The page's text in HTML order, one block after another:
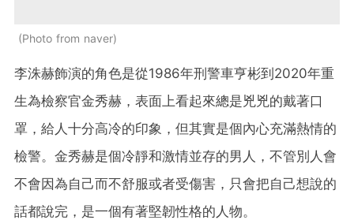
Photo from naver
李洙赫飾演的角色是從1986年刑警車亨彬到2020年重
生為檢察官金秀赫，表面上看起來總是兇兇的戴著口
罩，給人十分高冷的印象，但其實是個內心充滿熱情的
檢警。金秀赫是個冷靜和激情並存的男人，不管別人會
不會因為自己而不舒服或者受傷害，只會把自己想說的
話都說完，是一個有著堅韌性格的人物。